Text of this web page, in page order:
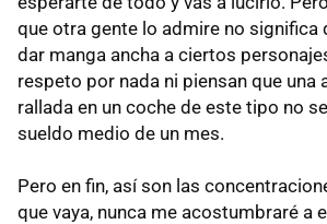
que otra gente lo admire no significa
dar manga ancha a ciertos
respeto por nada ni piensan que una
rallada en un coche de este tipo no
sueldo medio de un mes.
Pero en fin, así son las
que vaya, nunca me acostumbraré a